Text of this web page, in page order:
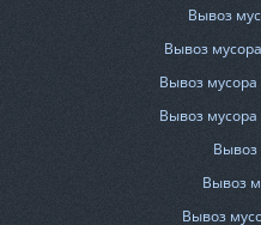
Вывоз
Вывоз
Вывоз
Вывоз
Вывоз
Вывоз